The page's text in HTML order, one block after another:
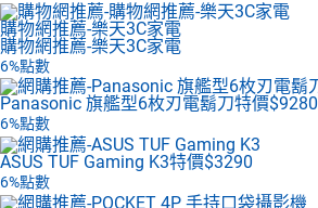
購物網推薦-樂天3C家電
購物網推薦-樂天3C家電
6%點數
Panasonic 旗艦型6枚刃電鬍刀特價$9280
6%點數
ASUS TUF Gaming K3特價$3290
6%點數